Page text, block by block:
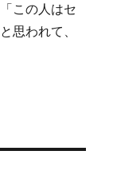
この人はセ
思われて、